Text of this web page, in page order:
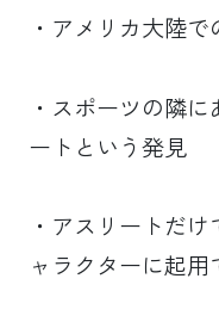
・アメリカ大陸
・スポーツの隣
ートという発見
・アスリートだ
ャラクターに起用